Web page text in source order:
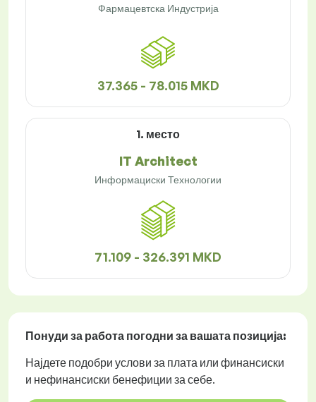
Фармацевтска Индустрија
37.365 - 78.015 MKD
1. место
IT Architect
Информациски Технологии
71.109 - 326.391 MKD
Понуди за работа погодни за вашата позиција:
Најдете подобри услови за плата или финансиски
и нефинансиски бенефиции за себе.